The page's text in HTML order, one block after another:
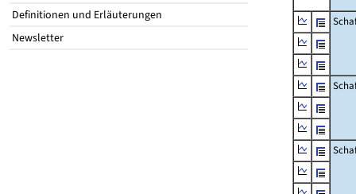
Definitionen und Erläuterungen
Newsletter